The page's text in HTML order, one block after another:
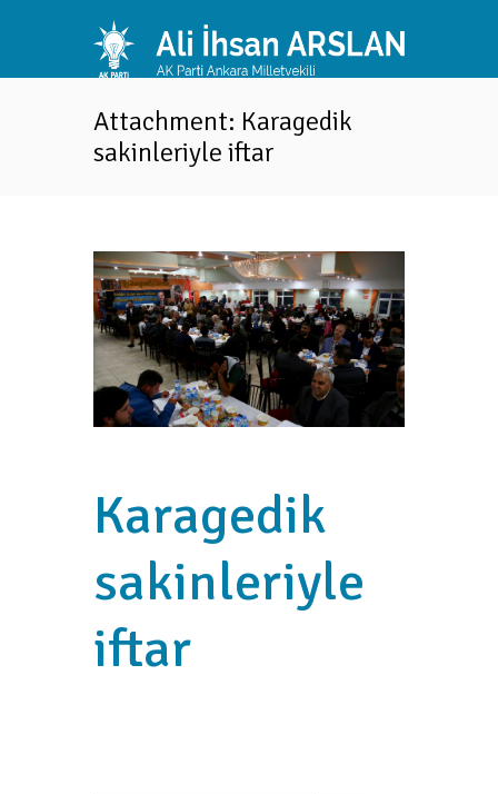
Attachment: Karagedik
sakinleriyle iftar
Karagedik
sakinleriyle
iftar